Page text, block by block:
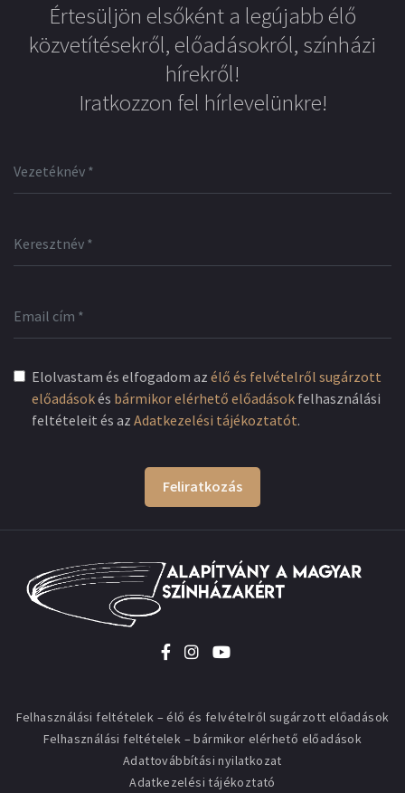
Értesüljön elsőként a legújabb élő
közvetítésekről, előadásokról, színházi
hírekről!
Iratkozzon fel hírlevelünkre!
Elolvastam és elfogadom az élő és felvételről sugárzott
előadásokés bármikor elérhető előadások felhasználási
feltételeit és az Adatkezelési tájékoztatót.
Feliratkozás
Felhasználási feltételek – élő és felvételről sugárzott előadások
Felhasználási feltételek – bármikor elérhető előadások
Adattovábbítási nyilatkozat
Adatkezelési tájékoztató